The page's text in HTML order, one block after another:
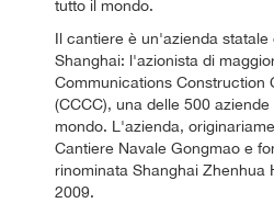
tutto il mondo.
Il cantiere è un'azienda statale
Shanghai: l'azionista di
Communications Construction
(CCCC), una delle 500
mondo. L'azienda,
Cantiere Navale Gongmao e
rinominata Shanghai Zhenhua
2009.